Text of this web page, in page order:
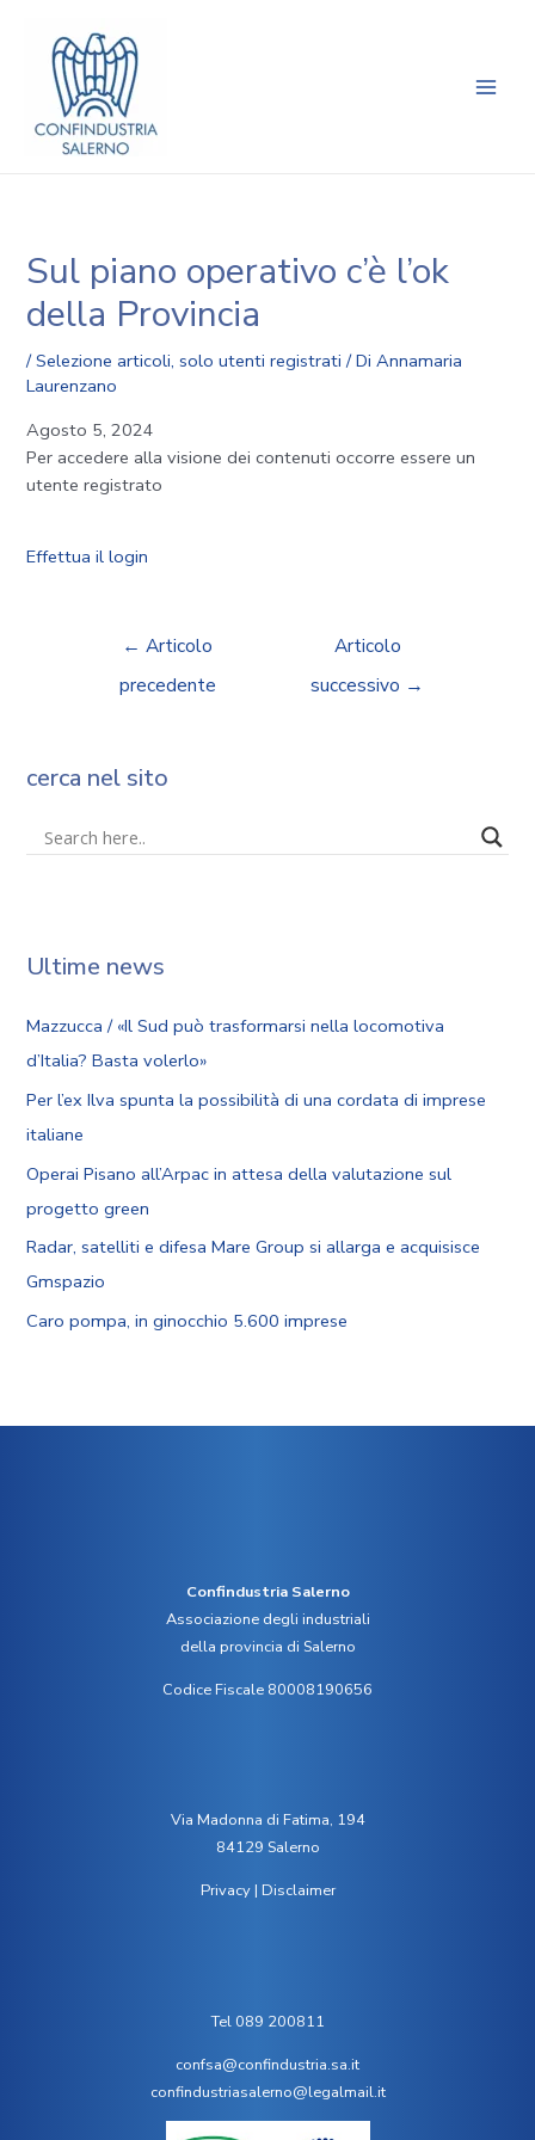
contenuto
Sul piano operativo c’è l’ok
della Provincia
/Selezione articoli,solo utenti registrati / DiAnnamaria
Laurenzano
Agosto 5, 2024
Per accedere alla visione dei contenuti occorre essere un
utente registrato
Effettua il login
articoli
← Articolo
precedente
Articolo
successivo →
cerca nel sito
Ultime news
Mazzucca / «Il Sud può trasformarsi nella locomotiva
d’Italia? Basta volerlo»
Per l’ex Ilva spunta la possibilità di una cordata di imprese
italiane
Operai Pisano all’Arpac in attesa della valutazione sul
progetto green
Radar, satelliti e difesa Mare Group si allarga e acquisisce
Gmspazio
Caro pompa, in ginocchio 5.600 imprese
Confindustria Salerno
Associazione degli industriali
della provincia di Salerno
Codice Fiscale 80008190656
Via Madonna di Fatima, 194
84129 Salerno
Privacy| Disclaimer
Tel 089 200811
confsa@confindustria.sa.it
confindustriasalerno@legalmail.it